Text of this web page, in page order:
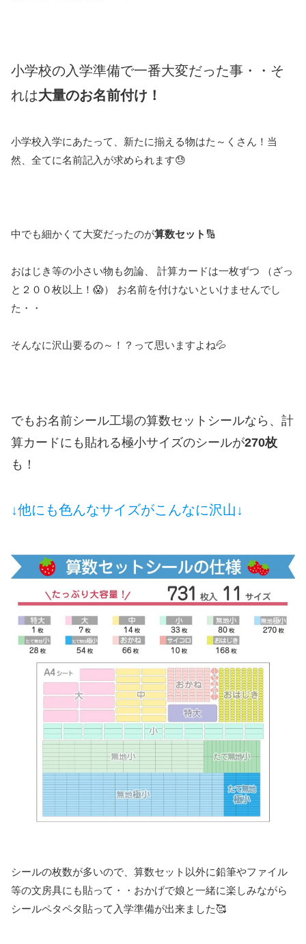
小学校の入学準備で一番大変だった事・・そ
れは大量のお名前付け！
小学校入学にあたって、新たに揃える物はた～くさん！当
然、全てに名前記入が求められます😓
中でも細かくて大変だったのが算数セット 🔢
おはじき等の小さい物も勿論、 計算カードは一枚ずつ （ざっ
と２００枚以上！😱） お名前を付けないといけませんでし
た・・
そんなに沢山要るの～！？って思いますよね💦
でもお名前シール工場の算数セットシールなら、計
算カードにも貼れる極小サイズのシールが270枚
も！
↓他にも色んなサイズがこんなに沢山↓
シールの枚数が多いので、算数セット以外に鉛筆やファイル
等の文房具にも貼って・・おかげで娘と一緒に楽しみながら
シールペタペタ貼って入学準備が出来ました🥰